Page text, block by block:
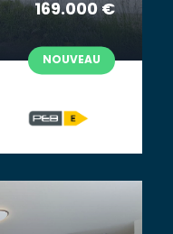
169.000 €
NOUVEAU